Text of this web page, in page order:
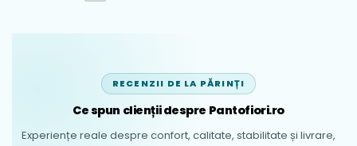
RECENZII DE LA PĂRINȚI
Ce spun clienții despre Pantofiori.ro
Experiențe reale despre confort, calitate, stabilitate și livrare,